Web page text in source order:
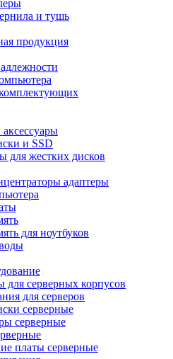
и тушь
продукция
и SSD
для жестких дисков
адаптеры
для ноутбуков
для серверных корпусов
для серверов
серверные
серверные
платы серверные